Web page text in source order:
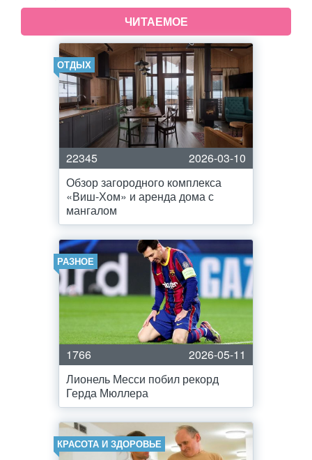
ЧИТАЕМОЕ
ОТДЫХ
22345
2026-03-10
Обзор загородного комплекса
«Виш-Хом» и аренда дома с
мангалом
РАЗНОЕ
1766
2026-05-11
Лионель Месси побил рекорд
Герда Мюллера
КРАСОТА И ЗДОРОВЬЕ